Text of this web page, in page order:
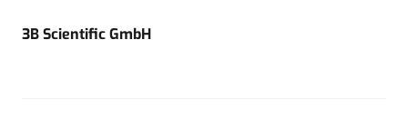
3B Scientific GmbH